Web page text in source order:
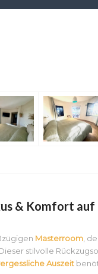
& Komfort auf
Masterroom,
stilvolle
Auszeit